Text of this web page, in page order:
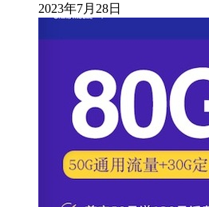
2023年7月28日